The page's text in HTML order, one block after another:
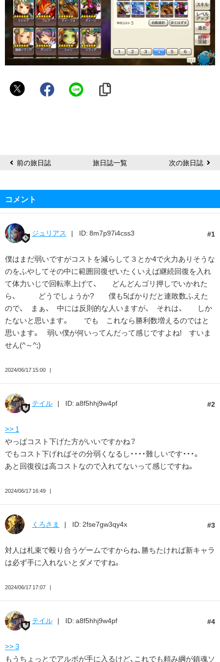
テ
前の旅日誌 旅日誌一覧 次の旅日誌
コメント
1
ジュリアス ID: 8m7p97i4css3
僕はまだ弱いですがコストを減らして３とか4で火力ありそうな
のをふやしてその中に範囲回復ぜいたくいえば継続回復を入れ
て体力いじで回転率上げて、 どんどんゴリ押しでいかれた
ら、 どうでしょうか? 僕も5ばかりだと連敗数ふえた
ので、 まぁ、 中には反則的な人いますが、 それは、 しか
たないと思います。 でも これなら勝利数増えるのではと
思います。 弱い僕が何いってんだって感じですよね! すいま
せん(⁠^⁠～⁠^⁠;⁠)⁠ゞ
2024/06/17 15:00
2
テイル ID: a8f5hhj9w4pf
>> 1
やっぱコスト下げた方がいいですかね？
でもコスト下げればその分弱くなるし・・・・難しいです・・・。
あと回復役は高コストなので入れてないって感じですね。
2024/06/17 16:49
3
くろさま ID: 2fse7gw3qy4x
対人は札束で殴り合うゲームですからね、勝ちたければ新キャラ
は必ず手に入れないとダメですね。
2024/06/17 17:07
4
テイル ID: a8f5hhj9w4pf
>> 3
もうちょっとでアルボが手に入るけど、これでも頼み綱が鎮魂ソ